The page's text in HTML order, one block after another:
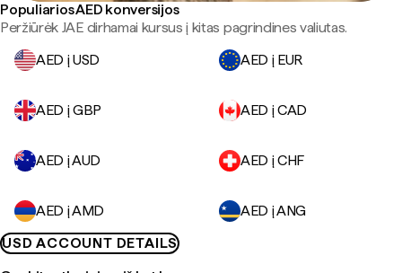
Populiarios AED konversijos
Peržiūrėk JAE dirhamai kursus į kitas pagrindines valiutas.
AED į USD
AED į EUR
AED į GBP AED į CAD
AED į AUD AED į CHF
AED į AMD
AED į ANG
USD ACCOUNT DETAILS